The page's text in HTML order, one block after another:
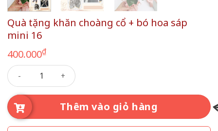
Quà tặng khăn choàng cổ + bó hoa sáp
mini 16
400.000₫
Quà tặng khăn choàng cổ + bó hoa sáp mini 16 số lượng
Thêm vào giỏ hàng